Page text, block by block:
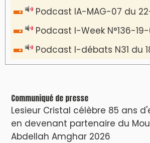
Podcast IA-MAG-07 du
Podcast I-Week N°136-
Podcast I-débats N31 du
Communiqué de presse
Lesieur Cristal célèbre 85 ans
en devenant partenaire du
Abdellah Amghar 2026